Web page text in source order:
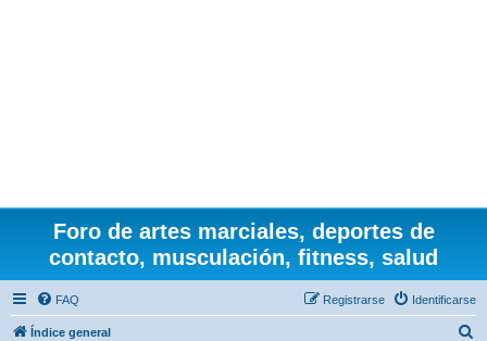
Foro de artes marciales, deportes de
contacto, musculación, fitness, salud
FAQ Identificarse
Registrarse
Índice general